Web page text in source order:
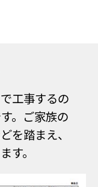
工事するの
。ご家族の
を踏まえ、
す。